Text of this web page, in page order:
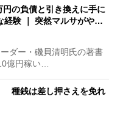
円の負債と引き換えに手に
経験 ｜ 突然マルサがや…
ダー・磯貝清明氏の著書
億円稼い…
種銭は差し押さえを免れ